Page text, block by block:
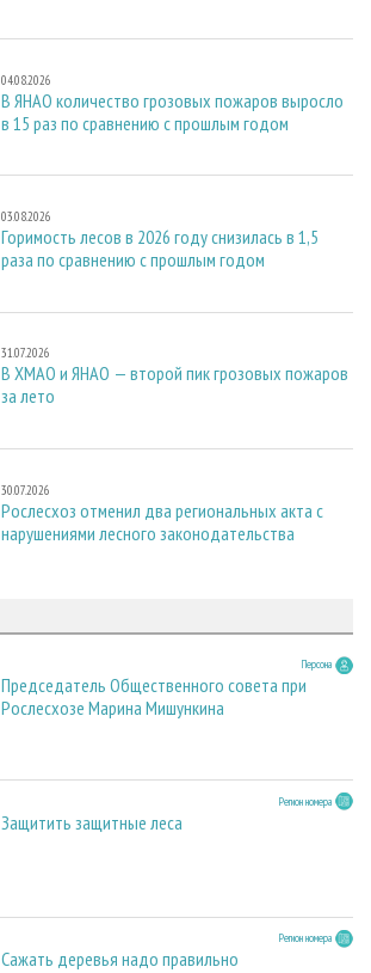
04.08.2026
В ЯНАО количество грозовых пожаров выросло
в 15 раз по сравнению с прошлым годом
03.08.2026
Горимость лесов в 2026 году снизилась в 1,5
раза по сравнению с прошлым годом
31.07.2026
В ХМАО и ЯНАО — второй пик грозовых пожаров
за лето
30.07.2026
Рослесхоз отменил два региональных акта с
нарушениями лесного законодательства
Персона
Председатель Общественного совета при
Рослесхозе Марина Мишункина
Регион номера
Защитить защитные леса
Регион номера
Сажать деревья надо правильно